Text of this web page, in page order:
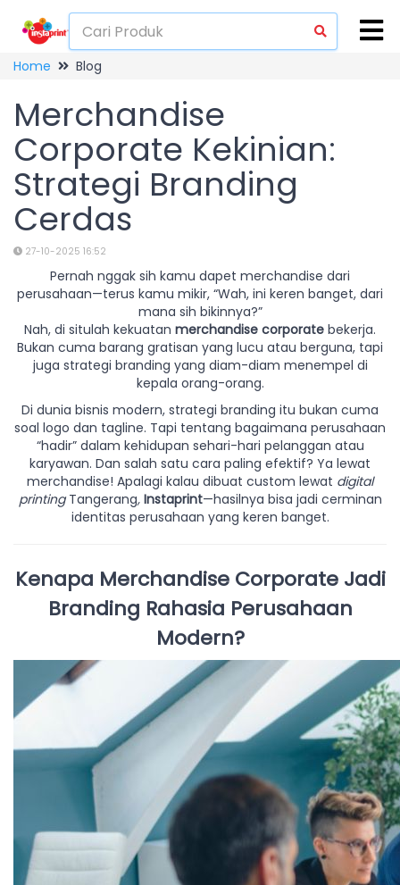
Home Blog
Merchandise
Corporate Kekinian:
Strategi Branding
Cerdas
27-10-2025 16:52
Pernah nggak sih kamu dapet merchandise dari
perusahaan—terus kamu mikir, “Wah, ini keren banget, dari
mana sih bikinnya?”
Nah, di situlah kekuatan merchandise corporate bekerja.
Bukan cuma barang gratisan yang lucu atau berguna, tapi
juga strategi branding yang diam-diam menempel di
kepala orang-orang.
Di dunia bisnis modern, strategi branding itu bukan cuma
soal logo dan tagline. Tapi tentang bagaimana perusahaan
“hadir” dalam kehidupan sehari-hari pelanggan atau
karyawan. Dan salah satu cara paling efektif? Ya lewat
merchandise! Apalagi kalau dibuat custom lewat digital
printingTangerang, Instaprint—hasilnya bisa jadi cerminan
identitas perusahaan yang keren banget.
Kenapa Merchandise Corporate Jadi
Branding Rahasia Perusahaan
Modern?